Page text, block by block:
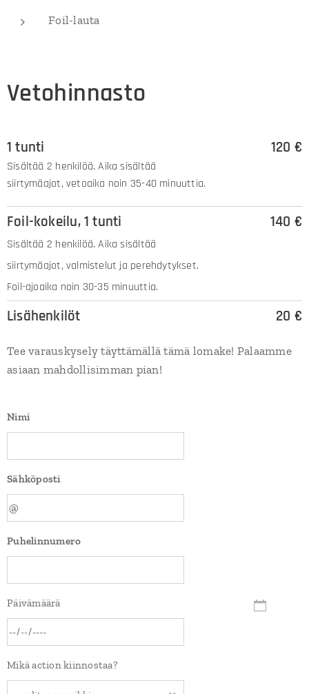
Foil-lauta
Vetohinnasto
1 tunti
Sisältää 2 henkilöä. Aika sisältää
siirtymäajot, vetoaika noin 35-40 minuuttia.
120 €
Foil-kokeilu, 1 tunti
Sisältää 2 henkilöä. Aika sisältää
siirtymäajot, valmistelut ja perehdytykset.
Foil-ajoaika noin 30-35 minuuttia.
140 €
Lisähenkilöt 20 €
Tee varauskysely täyttämällä tämä lomake! Palaamme
asiaan mahdollisimman pian!
Nimi
Sähköposti
Puhelinnumero
Päivämäärä
Mikä action kiinnostaa?